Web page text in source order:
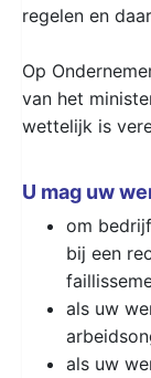
regelen en
Op
van het
wettelijk is
U mag uw
om
bij een
als uw
als uw